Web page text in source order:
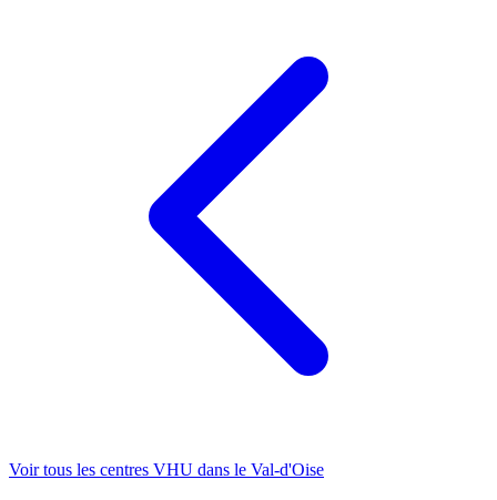
Voir tous les centres VHU dans le Val-d'Oise